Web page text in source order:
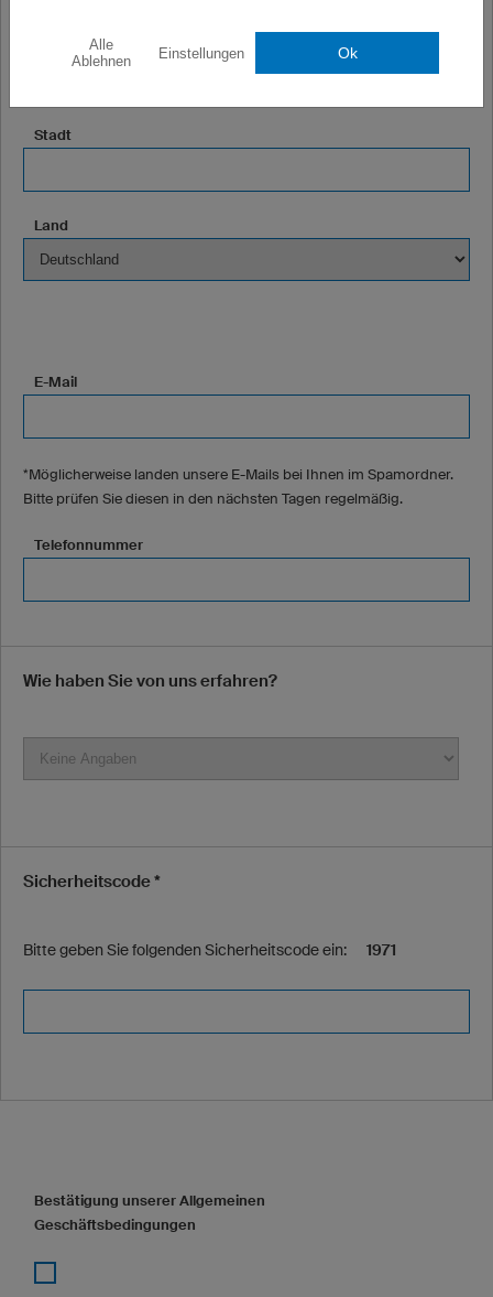
Postleitzahl
Stadt
Land
E-Mail
*Möglicherweise landen unsere E-Mails bei Ihnen im Spamordner.
Bitte prüfen Sie diesen in den nächsten Tagen regelmäßig.
Telefonnummer
Wie haben Sie von uns erfahren?
Sicherheitscode *
Bitte geben Sie folgenden Sicherheitscode ein: 1971
Bestätigung unserer Allgemeinen
Geschäftsbedingungen
Alle
Ablehnen
Einstellungen Ok